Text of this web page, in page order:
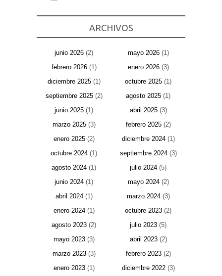
ARCHIVOS
junio 2026 (2) mayo 2026(1)
febrero 2026(1) enero 2026(3)
diciembre 2025(1) octubre 2025 (1)
septiembre 2025(2) agosto 2025 (1)
junio 2025 (1) abril 2025(3)
marzo 2025(3) febrero 2025(2)
enero 2025(2) diciembre 2024(1)
octubre 2024 (1) septiembre 2024(3)
agosto 2024 (1) julio 2024 (5)
junio 2024 (1) mayo 2024(2)
abril 2024(1) marzo 2024(3)
enero 2024(1) octubre 2023 (2)
agosto 2023 (2) julio 2023 (5)
mayo 2023(3) abril 2023(2)
marzo 2023(3) febrero 2023(2)
enero 2023(1) diciembre 2022(3)